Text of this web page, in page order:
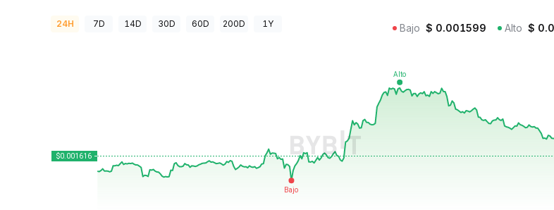
24H 7D 14D 30D 60D 200D 1Y Bajo $ 0.001599 Alto $